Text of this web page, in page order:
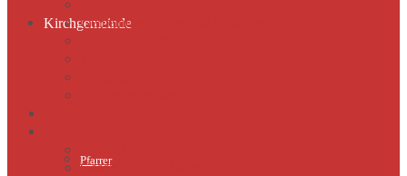
Kirchgemeinde
Pfarrer
Gemeindekirchenrat & Mitarbeiter
Geschichte St.Marien